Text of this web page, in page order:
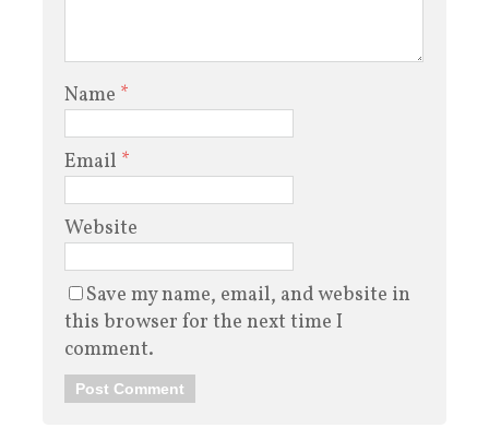
Name *
Email *
Website
Save my name, email, and website in
this browser for the next time I
comment.